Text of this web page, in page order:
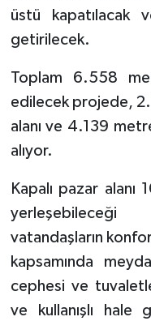
üstü kapatılacak
getirilecek.
Toplam 6.558
edilecek projede,
alanı ve 4.139
alıyor.
Kapalı pazar alanı
vatandaşların
kapsamında
cephesi ve
ve kullanışlı hale
Yerel
Künye